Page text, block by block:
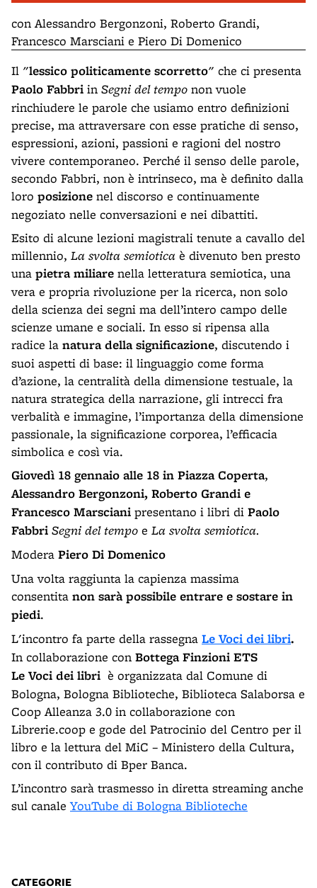
con Alessandro Bergonzoni, Roberto Grandi,
Francesco Marsciani e Piero Di Domenico
Il "lessico politicamente scorretto" che ci presenta
Paolo Fabbri in Segni del tempo non vuole
rinchiudere le parole che usiamo entro definizioni
precise, ma attraversare con esse pratiche di senso,
espressioni, azioni, passioni e ragioni del nostro
vivere contemporaneo. Perché il senso delle parole,
secondo Fabbri, non è intrinseco, ma è definito dalla
loro posizione nel discorso e continuamente
negoziato nelle conversazioni e nei dibattiti.
Esito di alcune lezioni magistrali tenute a cavallo del
millennio, La svolta semiotica è divenuto ben presto
una pietra miliare nella letteratura semiotica, una
vera e propria rivoluzione per la ricerca, non solo
della scienza dei segni ma dell’intero campo delle
scienze umane e sociali. In esso si ripensa alla
radice la natura della significazione, discutendo i
suoi aspetti di base: il linguaggio come forma
d’azione, la centralità della dimensione testuale, la
natura strategica della narrazione, gli intrecci fra
verbalità e immagine, l’importanza della dimensione
passionale, la significazione corporea, l’efficacia
simbolica e così via.
Giovedì 18 gennaio alle 18 in Piazza Coperta,
Alessandro Bergonzoni, Roberto Grandi e
Francesco Marsciani presentano i libri di Paolo
Fabbri Segni del tempo e La svolta semiotica.
Modera Piero Di Domenico
Una volta raggiunta la capienza massima
consentita non sarà possibile entrare e sostare in
piedi.
L'incontro fa parte della rassegna Le Voci dei libri.
In collaborazione con Bottega Finzioni ETS
Le Voci dei libri è organizzata dal Comune di
Bologna, Bologna Biblioteche, Biblioteca Salaborsa e
Coop Alleanza 3.0 in collaborazione con
Librerie.coop e gode del Patrocinio del Centro per il
libro e la lettura del MiC – Ministero della Cultura,
con il contributo di Bper Banca.
L’incontro sarà trasmesso in diretta streaming anche
sul canaleYouTube di Bologna Biblioteche
CATEGORIE